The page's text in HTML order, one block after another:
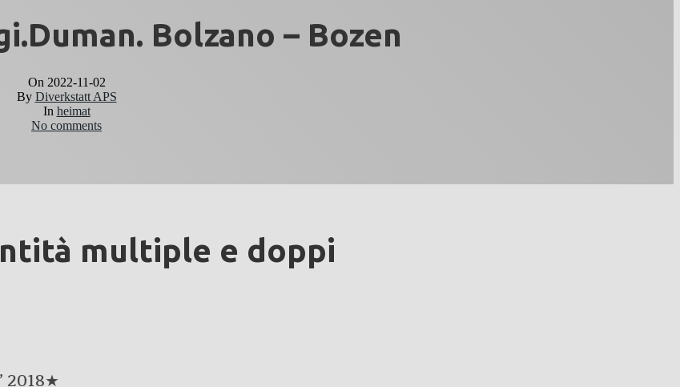
Bolzano – Bozen
On 2022-11-02
By Diverkstatt APS
In heimat
No comments
multiple e doppi
2018★